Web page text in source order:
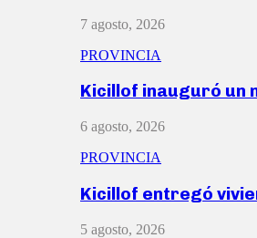
7 agosto, 2026
PROVINCIA
Kicillof inauguró un
6 agosto, 2026
PROVINCIA
Kicillof entregó
5 agosto, 2026